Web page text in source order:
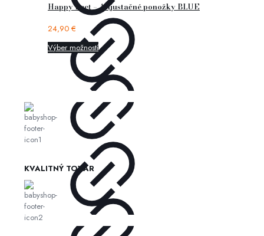
Happy Feet – Adjustačné ponožky BLUE
24,90 €
Výber možností
KVALITNÝ TOVAR